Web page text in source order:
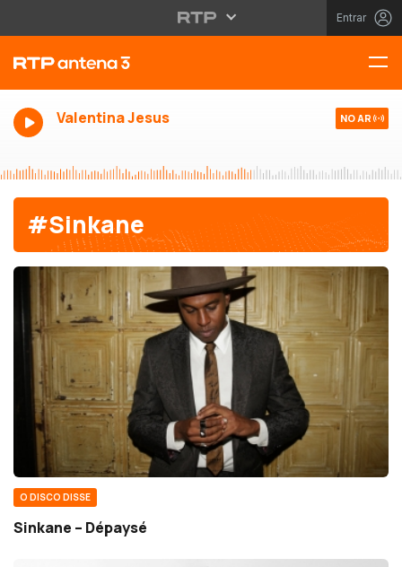
Entrar
Valentina Jesus NO AR
#Sinkane
O DISCO DISSE
Sinkane – Dépaysé